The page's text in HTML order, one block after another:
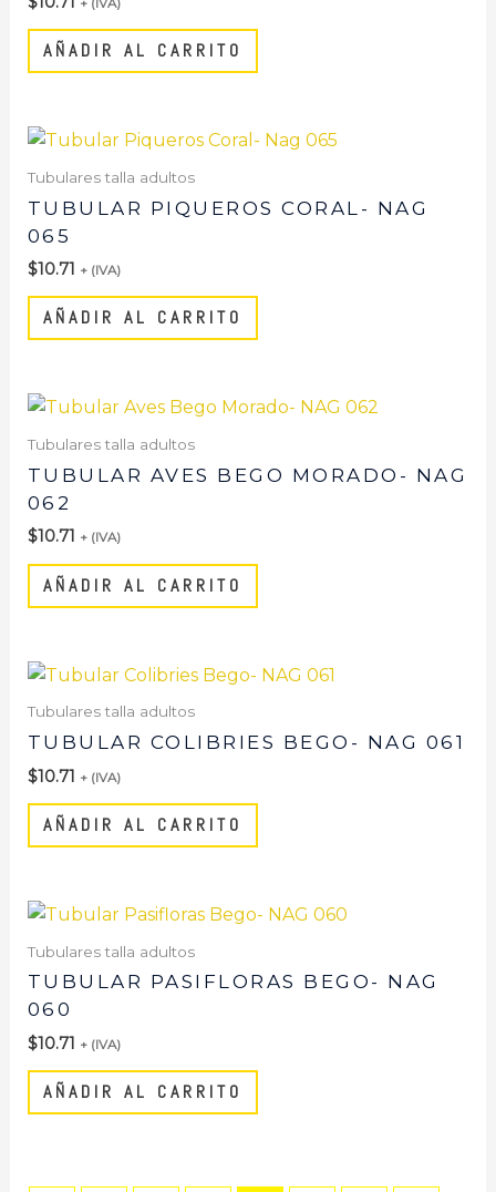
AÑADIR AL CARRITO
Tubulares talla adultos
TUBULAR PIQUEROS CORAL- NAG
065
$10.71 + (IVA)
AÑADIR AL CARRITO
Tubulares talla adultos
TUBULAR AVES BEGO MORADO- NAG
062
$10.71 + (IVA)
AÑADIR AL CARRITO
Tubulares talla adultos
TUBULAR COLIBRIES BEGO- NAG 061
$10.71 + (IVA)
AÑADIR AL CARRITO
Tubulares talla adultos
TUBULAR PASIFLORAS BEGO- NAG
060
$10.71 + (IVA)
AÑADIR AL CARRITO